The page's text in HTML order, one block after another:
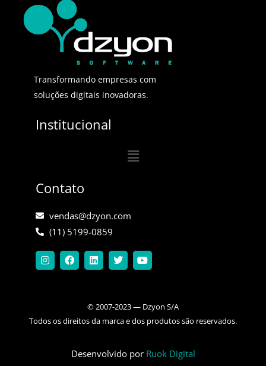
Transformando empresas com
soluções digitais inovadoras.
Institucional
Menu
Contato
vendas@dzyon.com
(11) 5199-0859
I
n
s
a
F
a
c
k
L
i
n
d
i
n
T
w
i
e
r
Y
o
u
b
e
© 2007-2023 — Dzyon S/A
Todos os direitos da marca e dos produtos são reservados.
Desenvolvido por Ruok Digital